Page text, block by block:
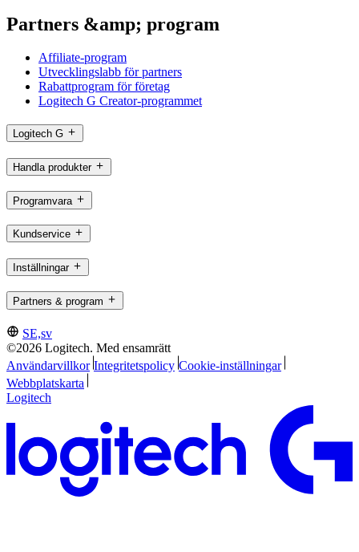
Partners &amp; program
Affiliate-program
Utvecklingslabb för partners
Rabattprogram för företag
Logitech G Creator-programmet
Logitech G
Handla produkter
Programvara
Kundservice
Inställningar
Partners & program
SE,sv
©2026 Logitech. Med ensamrätt
Användarvillkor Integritetspolicy Cookie-inställningar
Webbplatskarta
Logitech